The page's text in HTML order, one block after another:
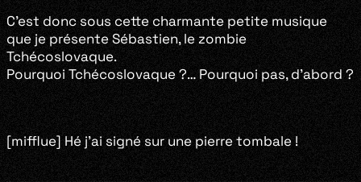
C’est donc sous cette charmante petite musique
que je présente Sébastien, le zombie
Tchécoslovaque.
Pourquoi Tchécoslovaque ?… Pourquoi pas, d’abord ?
[mifflue] Hé j’ai signé sur une pierre tombale !